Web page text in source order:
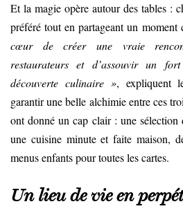
Et la magie opère autour des tables :
préféré tout en partageant un moment
cœur de créer une vraie
restaurateurs et d’assouvir un
découverte culinaire », expliquent
garantir une belle alchimie entre ces
ont donné un cap clair : une
une cuisine minute et faite maison,
menus enfants pour toutes les cartes.
Un lieu de vie en